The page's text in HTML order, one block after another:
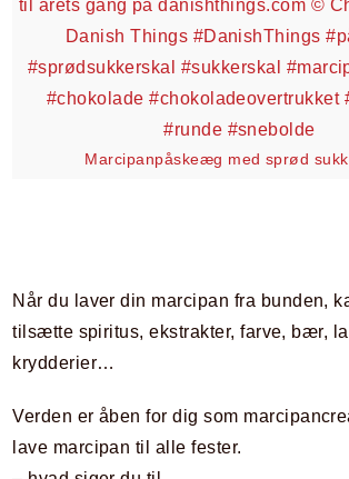
Marcipanpåskeæg med sprød
Når du laver din marcipan fra bunden,
tilsætte spiritus, ekstrakter, farve, bær,
krydderier…
Verden er åben for dig som
lave marcipan til alle fester.